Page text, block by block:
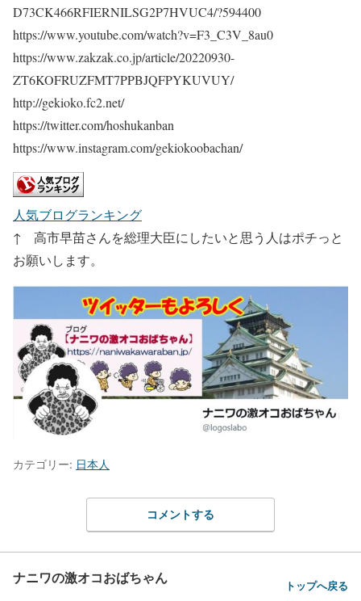
D73CK466RFIERNILSG2P7HVUC4/?594400
https://www.youtube.com/watch?v=F3_C3V_8au0
https://www.zakzak.co.jp/article/20220930-
ZT6KOFRUZFMT7PPBJQFPYKUVUY/
http://gekioko.fc2.net/
https://twitter.com/hoshukanban
https://www.instagram.com/gekiokoobachan/
人気ブログランキング
↑ 高市早苗さんを総理大臣にしたいと思う人はポチっと
お願いします。
カテゴリー: 日本人
コメントする
ナニワの激オコおばちゃん トップへ戻る